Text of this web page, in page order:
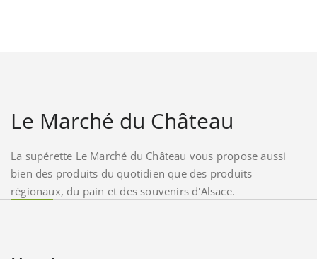
Le Marché du Château
La supérette Le Marché du Château vous propose aussi
bien des produits du quotidien que des produits
régionaux, du pain et des souvenirs d'Alsace.